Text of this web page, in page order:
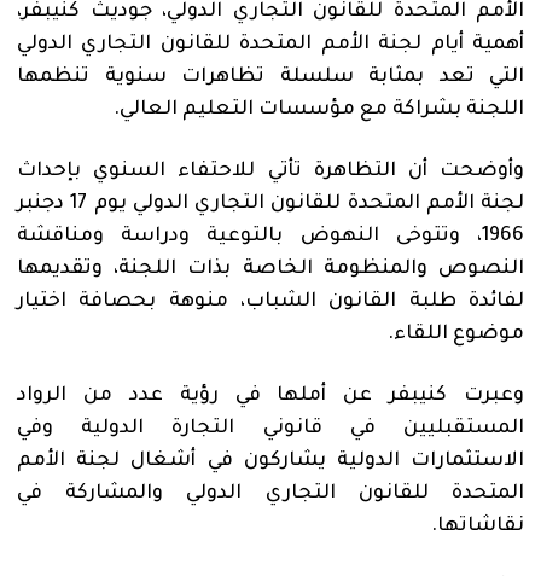
الأمم المتحدة للقانون التجاري الدولي، جوديث كنيبفر،
أهمية أيام لجنة الأمم المتحدة للقانون التجاري الدولي
التي تعد بمثابة سلسلة تظاهرات سنوية تنظمها
اللجنة بشراكة مع مؤسسات التعليم العالي.
وأوضحت أن التظاهرة تأتي للاحتفاء السنوي بإحداث
لجنة الأمم المتحدة للقانون التجاري الدولي يوم 17 دجنبر
1966، وتتوخى النهوض بالتوعية ودراسة ومناقشة
النصوص والمنظومة الخاصة بذات اللجنة، وتقديمها
لفائدة طلبة القانون الشباب، منوهة بحصافة اختيار
موضوع اللقاء.
وعبرت كنيبفر عن أملها في رؤية عدد من الرواد
المستقبليين في قانوني التجارة الدولية وفي
الاستثمارات الدولية يشاركون في أشغال لجنة الأمم
المتحدة للقانون التجاري الدولي والمشاركة في
نقاشاتها.